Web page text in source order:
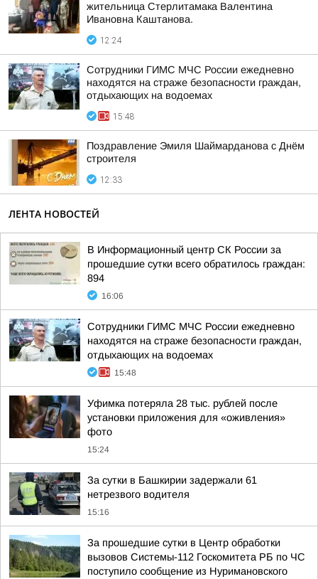
жительница Стерлитамака Валентина
Ивановна Каштанова.
12:24
Сотрудники ГИМС МЧС России ежедневно
находятся на страже безопасности граждан,
отдыхающих на водоемах
15:48
Поздравление Эмиля Шаймарданова с Днём
строителя
12:33
ЛЕНТА НОВОСТЕЙ
В Информационный центр СК России за
прошедшие сутки всего обратилось граждан:
894
16:06
Сотрудники ГИМС МЧС России ежедневно
находятся на страже безопасности граждан,
отдыхающих на водоемах
15:48
Уфимка потеряла 28 тыс. рублей после
установки приложения для «оживления»
фото
15:24
За сутки в Башкирии задержали 61
нетрезвого водителя
15:16
За прошедшие сутки в Центр обработки
вызовов Системы-112 Госкомитета РБ по ЧС
поступило сообщение из Нуримановского